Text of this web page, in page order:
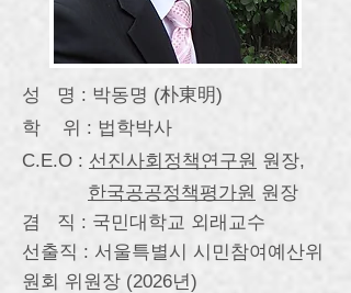
성 명 : 박동명 (朴東明)
학 위 : 법학박사
C.E.O : 선진사회정책연구원 원장,
한국공공정책평가원 원장
겸 직 : 국민대학교 외래교수
선출직 : 서울특별시 시민참여예산위
원회 위원장 (2026년)